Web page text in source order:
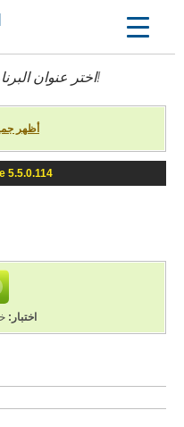
اختر عنوانإلى أسفل إلى النسخة التي تحب!
أظهر
5.5.0.114
اختبار: